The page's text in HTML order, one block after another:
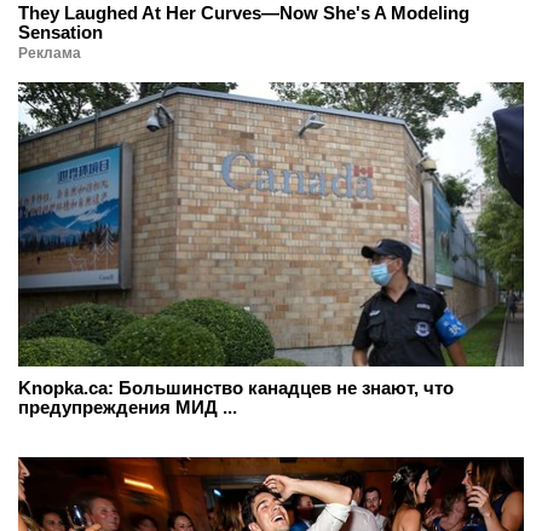
They Laughed At Her Curves—Now She's A Modeling
Sensation
Реклама
Knopka.ca: Большинство канадцев не знают, что
предупреждения МИД ...